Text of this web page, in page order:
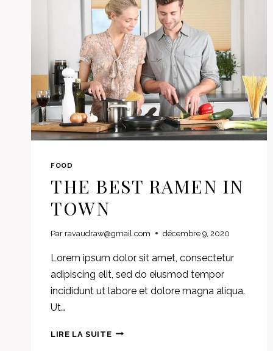
FOOD
THE BEST RAMEN IN
TOWN
Par ravaudraw@gmail.com décembre 9, 2020
Lorem ipsum dolor sit amet, consectetur
adipiscing elit, sed do eiusmod tempor
incididunt ut labore et dolore magna aliqua.
Ut…
LIRE LA SUITETHE